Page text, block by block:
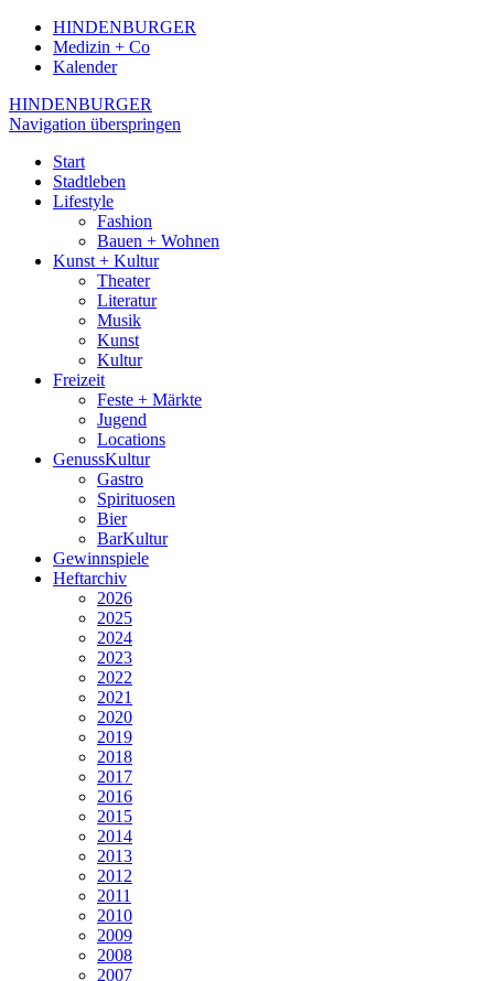
HINDENBURGER
Medizin + Co
Kalender
HINDENBURGER
Navigation überspringen
Start
Stadtleben
Lifestyle
Fashion
Bauen + Wohnen
Kunst + Kultur
Theater
Literatur
Musik
Kunst
Kultur
Freizeit
Feste + Märkte
Jugend
Locations
GenussKultur
Gastro
Spirituosen
Bier
BarKultur
Gewinnspiele
Heftarchiv
2026
2025
2024
2023
2022
2021
2020
2019
2018
2017
2016
2015
2014
2013
2012
2011
2010
2009
2008
2007